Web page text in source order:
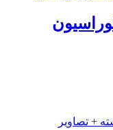
+ تصاویر